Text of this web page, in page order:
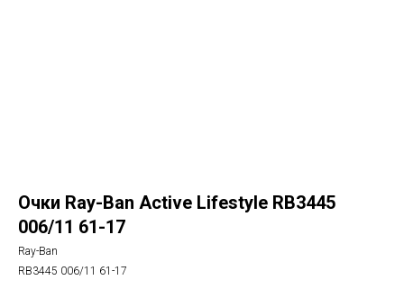
Очки Ray-Ban Active Lifestyle RB3445
006/11 61-17
Ray-Ban
RB3445 006/11 61-17